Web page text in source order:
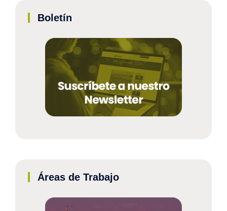
Boletín
Áreas de Trabajo